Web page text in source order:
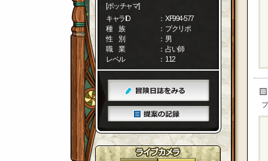
[ポッチャマ]
キャラID
： XF994-577
種 族
： プクリポ
性 別
： 男
職 業
： 占い師
レベル
： 112